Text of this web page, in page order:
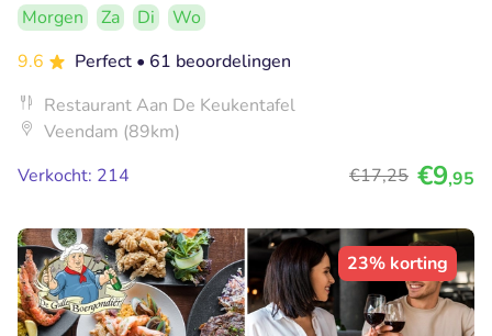
Morgen Za Di
Wo
9.6
Perfect • 61 beoordelingen
Restaurant Aan De Keukentafel
Veendam (89km)
Verkocht: 214
€17,25 €9,95
23% korting